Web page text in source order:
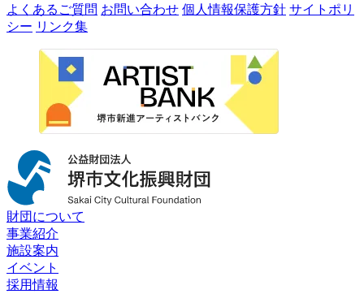
よくあるご質問 お問い合わせ 個人情報保護方針 サイトポリ
シー リンク集
財団について
事業紹介
施設案内
イベント
採用情報